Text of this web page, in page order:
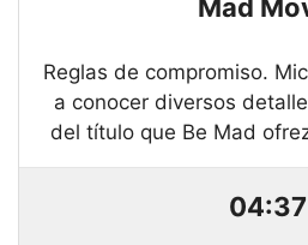
Mad
Reglas de compromiso.
a conocer diversos
del título que Be Mad
04:37